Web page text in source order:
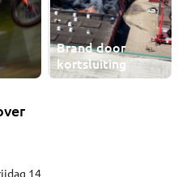
Brand door
kortsluiting
14